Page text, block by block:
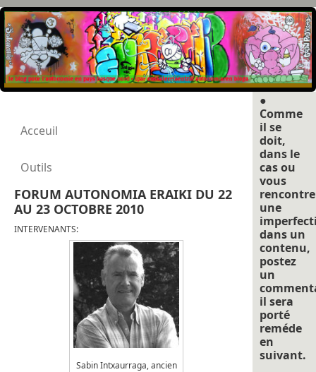
Acceuil
Outils
FORUM AUTONOMIA ERAIKI DU 22
AU 23 OCTOBRE 2010
INTERVENANTS:
Sabin Intxaurraga, ancien
●
Comme
il se
doit,
dans le
cas ou
vous
une
dans un
contenu,
postez
un
il sera
porté
reméde
en
suivant.